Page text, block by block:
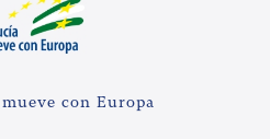
con Europa